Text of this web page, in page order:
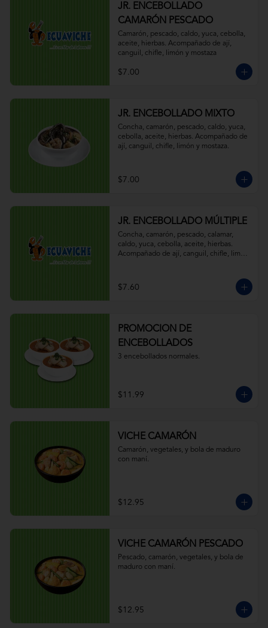
JR. ENCEBOLLADO
CAMARÓN PESCADO
Camarón, pescado, caldo, yuca, cebolla,
aceite, hierbas. Acompañado de ají,
canguil, chifle, limón y mostaza
$7.00
JR. ENCEBOLLADO MIXTO
Concha, camarón, pescado, caldo, yuca,
cebolla, aceite, hierbas. Acompañado de
ají, canguil, chifle, limón y mostaza.
$7.00
JR. ENCEBOLLADO MÚLTIPLE
Concha, camarón, pescado, calamar,
caldo, yuca, cebolla, aceite, hierbas.
Acompañado de ají, canguil, chifle, limón
$7.60
PROMOCION DE
ENCEBOLLADOS
3 encebollados normales.
$11.99
VICHE CAMARÓN
Camarón, vegetales, y bola de maduro
con maní.
$12.95
VICHE CAMARÓN PESCADO
Pescado, camarón, vegetales, y bola de
maduro con maní.
$12.95